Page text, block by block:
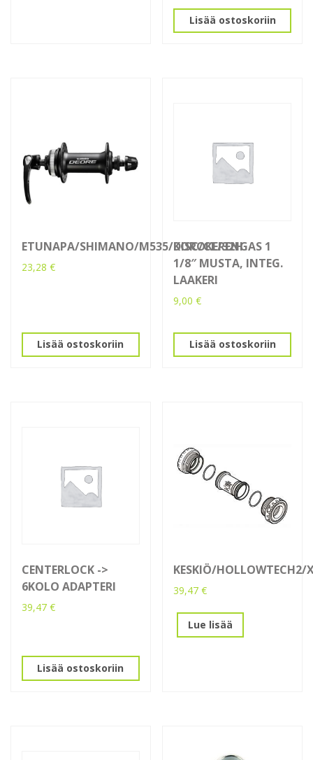
Lisää ostoskoriin
ETUNAPA/SHIMANO/M535/DISC/CL/32H
23,28 €
Lisää ostoskoriin
KOROKERENGAS 1
1/8″ MUSTA, INTEG.
LAAKERI
9,00€
Lisää ostoskoriin
CENTERLOCK ->
6KOLO ADAPTERI
39,47 €
Lisää ostoskoriin
KESKIÖ/
39,47€
Lue lisää